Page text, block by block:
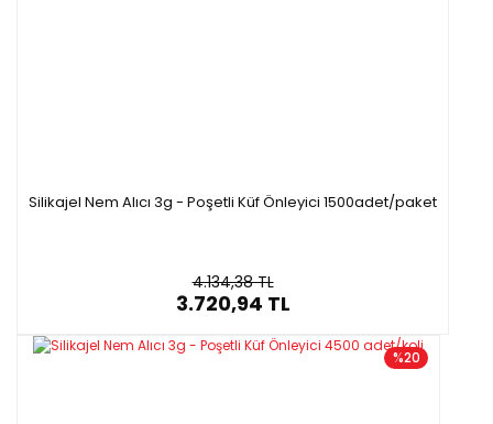
Silikajel Nem Alıcı 3g - Poşetli Küf Önleyici 1500adet/paket
4.134,38 TL
3.720,94 TL
%20